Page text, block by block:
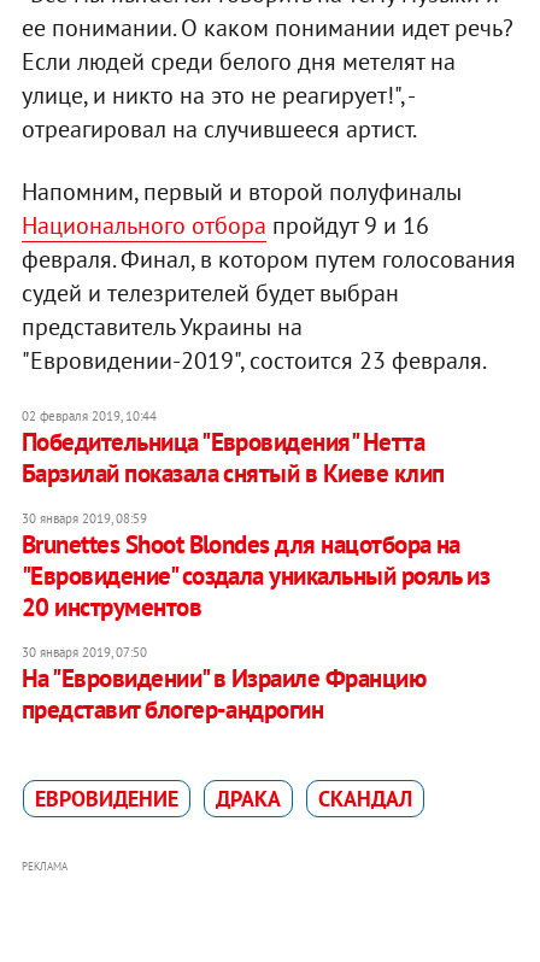
ее понимании. О каком понимании идет речь?
Если людей среди белого дня метелят на
улице, и никто на это не реагирует!", -
отреагировал на случившееся артист.
Напомним, первый и второй полуфиналы
Национального отбора пройдут 9 и 16
февраля. Финал, в котором путем голосования
судей и телезрителей будет выбран
представитель Украины на
"Евровидении-2019", состоится 23 февраля.
02 февраля 2019, 10:44
Победительница "Евровидения" Нетта
Барзилай показала снятый в Киеве клип
30 января 2019, 08:59
Brunettes Shoot Blondes для нацотбора на
"Евровидение" создала уникальный рояль из
20 инструментов
30 января 2019, 07:50
На "Евровидении" в Израиле Францию
представит блогер-андрогин
ЕВРОВИДЕНИЕ ДРАКА СКАНДАЛ
РЕКЛАМА